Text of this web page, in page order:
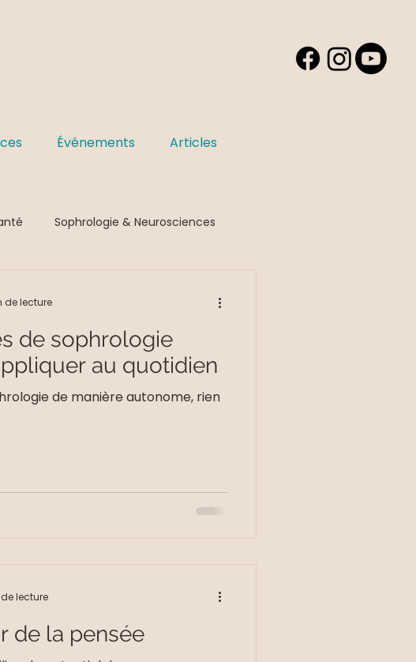
Événements Articles
Sophrologie & Neurosciences
de sophrologie
au quotidien
de manière autonome, rien
de lecture
de la pensée
lecture